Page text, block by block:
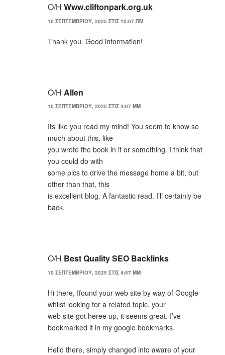
Ο/Η Www.cliftonpark.org.uk
10 ΣΕΠΤΕΜΒΡΊΟΥ, 2025 ΣΤΙΣ 10:07 ΠΜ
Thank you. Good information!
Ο/Η Allen
10 ΣΕΠΤΕΜΒΡΊΟΥ, 2025 ΣΤΙΣ 4:07 ΜΜ
Its like you read my mind! You seem to know so
much about this, like
you wrote the book in it or something. I think that
you could do with
some pics to drive the message home a bit, but
other than that, this
is excellent blog. A fantastic read. I’ll certainly be
back.
Ο/Η Best Quality SEO Backlinks
10 ΣΕΠΤΕΜΒΡΊΟΥ, 2025 ΣΤΙΣ 4:57 ΜΜ
Hi there, Ifound your web site by way of Google
whilst looking for a related topic, your
web site got heree up, it seems great. I’ve
bookmarked it in my google bookmarks.
Hello there, simply changed into aware of your